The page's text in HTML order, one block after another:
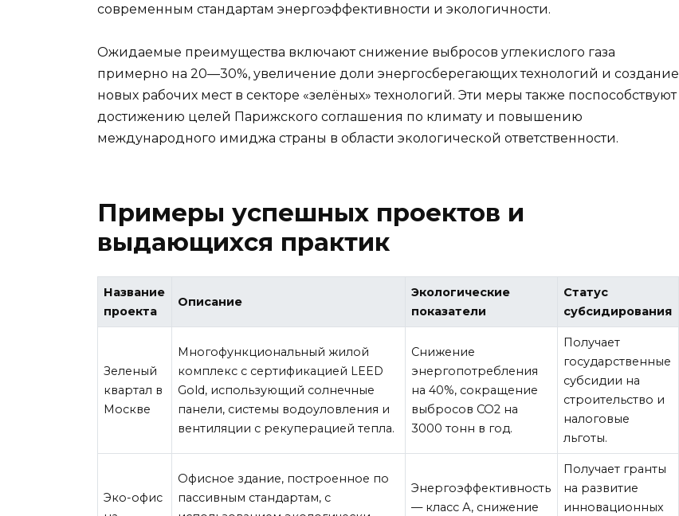
современным стандартам энергоэффективности и экологичности.
Ожидаемые преимущества включают снижение выбросов углекислого газа
примерно на 20—30%, увеличение доли энергосберегающих технологий и создание
новых рабочих мест в секторе «зелёных» технологий. Эти меры также поспособствуют
достижению целей Парижского соглашения по климату и повышению
международного имиджа страны в области экологической ответственности.
Примеры успешных проектов и
выдающихся практик
Название
проекта
Описание
Экологические
показатели
Статус
субсидирования
Зеленый
квартал в
Москве
Многофункциональный жилой
комплекс с сертификацией LEED
Gold, использующий солнечные
панели, системы водоуловления и
вентиляции с рекуперацией тепла.
Снижение
энергопотребления
на 40%, сокращение
выбросов CO2 на
3000 тонн в год.
Получает
государственные
субсидии на
строительство и
налоговые
льготы.
Эко-офис
Офисное здание, построенное по
пассивным стандартам, с
Энергоэффективность
— класс А, снижение
Получает гранты
на развитие
инновационных